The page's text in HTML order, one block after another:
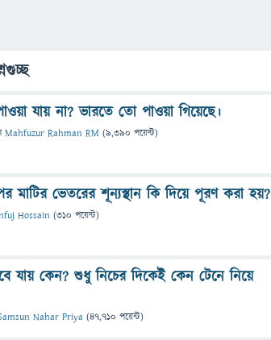
যায় না? ভারতে তো পাওয়া গিয়েছে।
Mahfuzur Rahman RM (9,390 পয়েন্ট)
মাটির ভেতরের শূন্যস্থান কি দিয়ে পূরণ করা হয়?
Hossain (310 পয়েন্ট)
যায় কেন? শুধু নিচের দিকেই কেন টেনে নিয়ে
Nahar Priya (47,710 পয়েন্ট)